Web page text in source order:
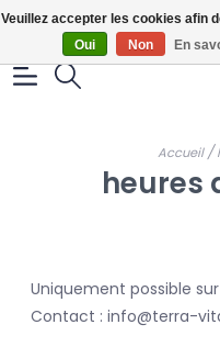
Gratis
Accueil/
heures
Uniquement possible
Contact : info@terra-
Veuillez accepter les cookies afin
Oui
Non En